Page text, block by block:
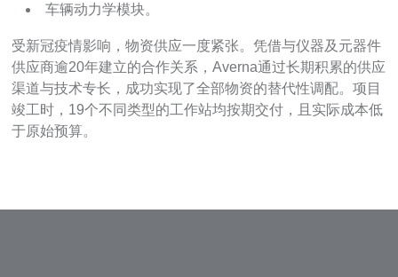
车辆动力学模块。
受新冠疫情影响，物资供应一度紧张。凭借与仪器及元器件
供应商逾20年建立的合作关系，Averna通过长期积累的供应
渠道与技术专长，成功实现了全部物资的替代性调配。项目
竣工时，19个不同类型的工作站均按期交付，且实际成本低
于原始预算。